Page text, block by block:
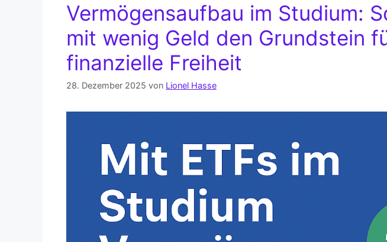
Vermögensaufbau im Studium:
mit wenig Geld den Grundstein
finanzielle Freiheit
28. Dezember 2025 von Lionel Hasse